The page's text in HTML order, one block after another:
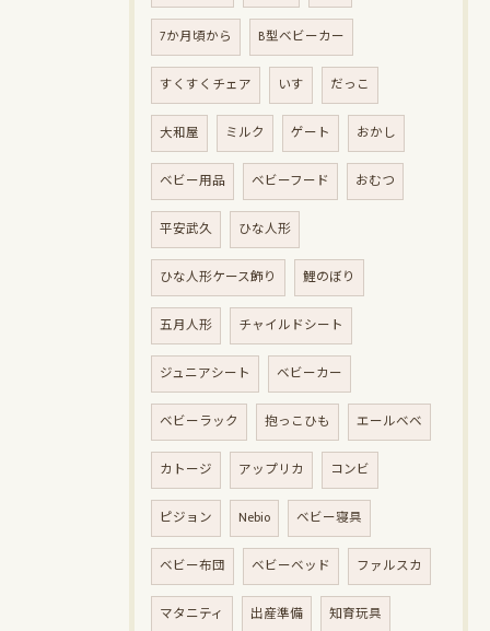
7か月頃から B型ベビーカー
すくすくチェア いす だっこ
大和屋 ミルク ゲート おかし
ベビー用品 ベビーフード おむつ
平安武久 ひな人形
ひな人形ケース飾り 鯉のぼり
五月人形 チャイルドシート
ジュニアシート ベビーカー
ベビーラック 抱っこひも エールベベ
カトージ アップリカ コンビ
ピジョン Nebio ベビー寝具
ベビー布団 ベビーベッド ファルスカ
マタニティ 出産準備 知育玩具